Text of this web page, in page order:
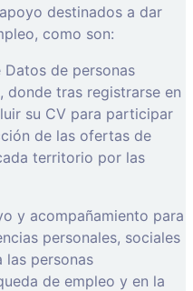
destinados a dar
como son:
Datos de personas
donde tras registrarse en
su CV para participar
de las ofertas de
territorio por las
y acompañamiento para
personales, sociales
las personas
de empleo y en la